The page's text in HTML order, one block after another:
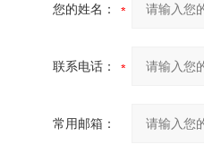
您的姓名：
联系电话：
常用邮箱：